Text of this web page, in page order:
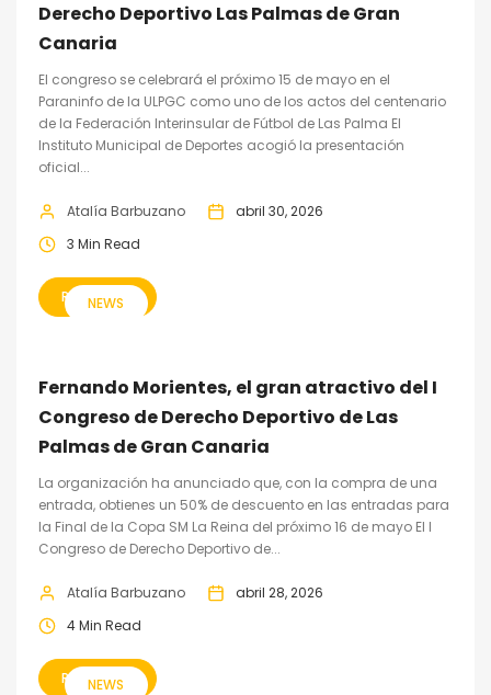
Derecho Deportivo Las Palmas de Gran
Canaria
El congreso se celebrará el próximo 15 de mayo en el
Paraninfo de la ULPGC como uno de los actos del centenario
de la Federación Interinsular de Fútbol de Las Palma El
Instituto Municipal de Deportes acogió la presentación
oficial...
Atalía Barbuzano
abril 30, 2026
3 Min Read
READ MORE
NEWS
Fernando Morientes, el gran atractivo del I
Congreso de Derecho Deportivo de Las
Palmas de Gran Canaria
La organización ha anunciado que, con la compra de una
entrada, obtienes un 50% de descuento en las entradas para
la Final de la Copa SM La Reina del próximo 16 de mayo El I
Congreso de Derecho Deportivo de...
Atalía Barbuzano
abril 28, 2026
4 Min Read
READ MORE
NEWS